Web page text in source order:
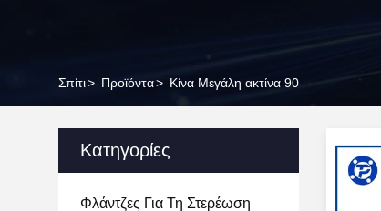
Σπίτι> Προϊόντα> Κίνα Μεγάλη ακτίνα 90
Κατηγορίες
Φλάντζες Για Τη Στερέωση